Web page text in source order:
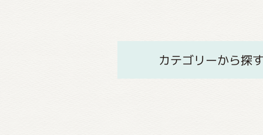
カテゴリーから探